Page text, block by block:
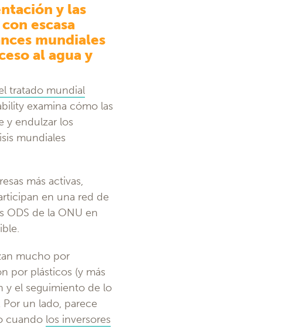
y las
escasa
mundiales
al agua y
tratado mundial
examina cómo las
y endulzar los
mundiales
más activas,
en una red de
ODS de la ONU en
mucho por
por plásticos (y más
y el seguimiento de lo
un lado, parece
cuando los inversores